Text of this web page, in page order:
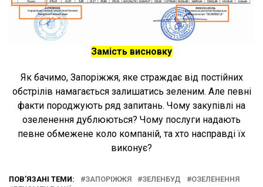
Замість висновку
Як бачимо, Запоріжжя, яке страждає від постійних
обстрілів намагається залишатись зеленим. Але певні
факти породжують ряд запитань. Чому закупівлі на
озеленення дублюються? Чому послуги надають
певне обмежене коло компаній, та хто насправді їх
виконує?
ПОВ’ЯЗАНІ ТЕМИ: ЗАПОРІЖЖЯ ЗЕЛЕНБУД
ОЗЕЛЕНЕННЯ